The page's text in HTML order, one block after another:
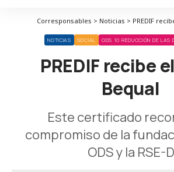
Corresponsables > Noticias > PREDIF
NOTICIAS SOCIAL ODS 10 REDUCCIÓN DE LAS
PREDIF recibe
Bequal
Este certificado
compromiso de la
ODS y la RSE-D